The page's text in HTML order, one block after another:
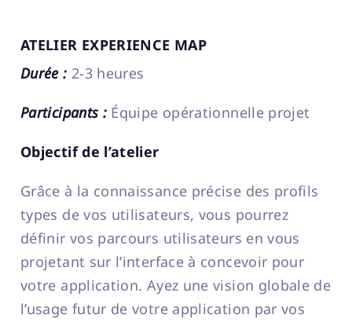
ATELIER EXPERIENCE MAP
Durée : 2-3 heures
Participants : Équipe opérationnelle projet
Objectif de l’atelier
Grâce à la connaissance précise des profils
types de vos utilisateurs, vous pourrez
définir vos parcours utilisateurs en vous
projetant sur l’interface à concevoir pour
votre application. Ayez une vision globale de
l’usage futur de votre application par vos